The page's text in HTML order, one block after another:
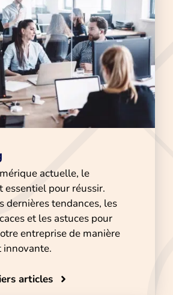
actuelle, le
essentiel pour réussir.
dernières tendances, les
et les astuces pour
entreprise de manière
innovante.
articles